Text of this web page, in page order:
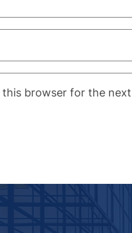
this browser for the